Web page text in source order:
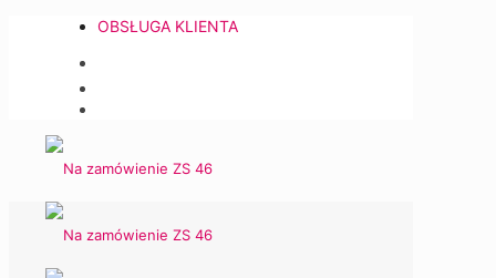
OBSŁUGA KLIENTA